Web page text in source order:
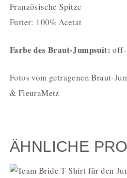
Französische Spitze
Futter: 100% Acetat
Farbe des Braut-Jumpsuit:
Fotos vom getragenen Braut-
& FleuraMetz
ÄHNLICHE